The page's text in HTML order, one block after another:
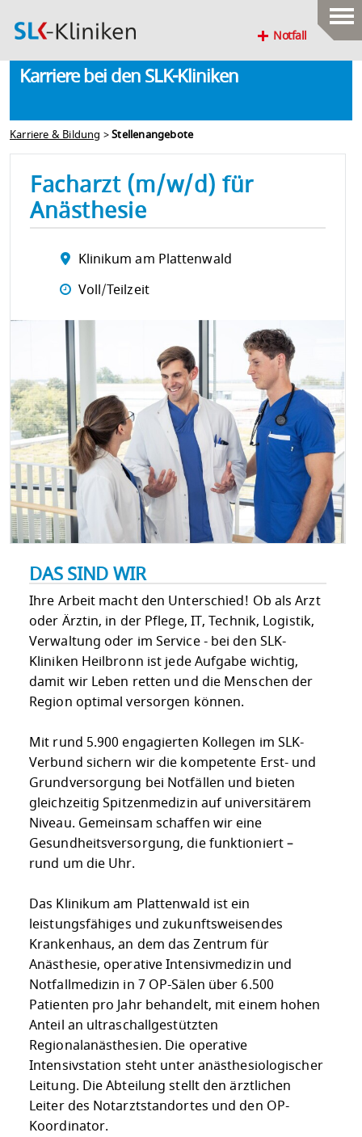
Notfall
Karriere bei den SLK-Kliniken
Karriere & Bildung >Stellenangebote
Facharzt (m/w/d) für
Anästhesie
Klinikum am Plattenwald
Voll/Teilzeit
DAS SIND WIR
Ihre Arbeit macht den Unterschied! Ob als Arzt
oder Ärztin, in der Pflege, IT, Technik, Logistik,
Verwaltung oder im Service - bei den SLK-
Kliniken Heilbronn ist jede Aufgabe wichtig,
damit wir Leben retten und die Menschen der
Region optimal versorgen können.
Mit rund 5.900 engagierten Kollegen im SLK-
Verbund sichern wir die kompetente Erst- und
Grundversorgung bei Notfällen und bieten
gleichzeitig Spitzenmedizin auf universitärem
Niveau. Gemeinsam schaffen wir eine
Gesundheitsversorgung, die funktioniert –
rund um die Uhr.
Das Klinikum am Plattenwald ist ein
leistungsfähiges und zukunftsweisendes
Krankenhaus, an dem das Zentrum für
Anästhesie, operative Intensivmedizin und
Notfallmedizin in 7 OP-Sälen über 6.500
Patienten pro Jahr behandelt, mit einem hohen
Anteil an ultraschallgestützten
Regionalanästhesien. Die operative
Intensivstation steht unter anästhesiologischer
Leitung. Die Abteilung stellt den ärztlichen
Leiter des Notarztstandortes und den OP-
Koordinator.